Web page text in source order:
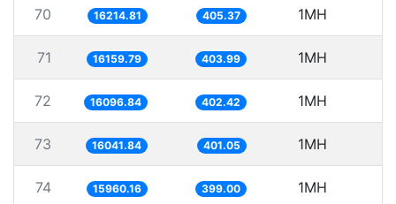
70 16214.81 405.37 1MH
71 16159.79 403.99 1MH
72 16096.84 402.42 1MH
73 16041.84 401.05 1MH
74 15960.16 399.00 1MH